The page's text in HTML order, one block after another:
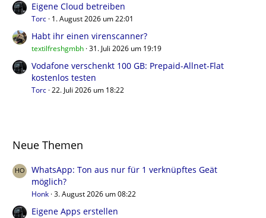
Eigene Cloud betreiben
Torc 1. August 2026 um 22:01
Habt ihr einen virenscanner?
textilfreshgmbh 31. Juli 2026 um 19:19
Vodafone verschenkt 100 GB: Prepaid-Allnet-Flat
kostenlos testen
Torc 22. Juli 2026 um 18:22
Neue Themen
WhatsApp: Ton aus nur für 1 verknüpftes Geät
möglich?
Honk 3. August 2026 um 08:22
Eigene Apps erstellen